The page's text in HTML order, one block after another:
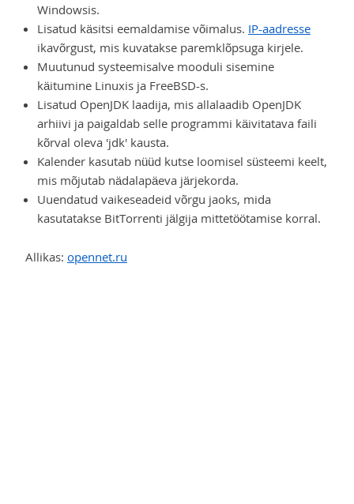
Windowsis.
Lisatud käsitsi eemaldamise võimalus. IP-aadresse
ikavõrgust, mis kuvatakse paremklõpsuga kirjele.
Muutunud systeemisalve mooduli sisemine
käitumine Linuxis ja FreeBSD-s.
Lisatud OpenJDK laadija, mis allalaadib OpenJDK
arhiivi ja paigaldab selle programmi käivitatava faili
kõrval oleva 'jdk' kausta.
Kalender kasutab nüüd kutse loomisel süsteemi keelt,
mis mõjutab nädalapäeva järjekorda.
Uuendatud vaikeseadeid võrgu jaoks, mida
kasutatakse BitTorrenti jälgija mittetöötamise korral.
Allikas: opennet.ru